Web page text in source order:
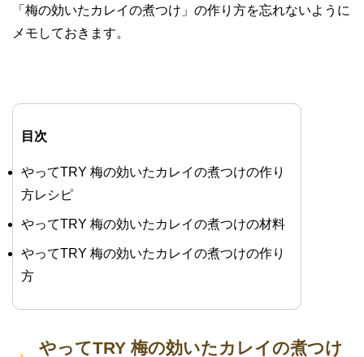
「梅の効いたカレイの煮つけ」の作り方を忘れないように
メモしておきます。
目次
やってTRY 梅の効いたカレイの煮つけの作り
方レシピ
やってTRY 梅の効いたカレイの煮つけの材料
やってTRY 梅の効いたカレイの煮つけの作り
方
やってTRY 梅の効いたカレイの煮つけ